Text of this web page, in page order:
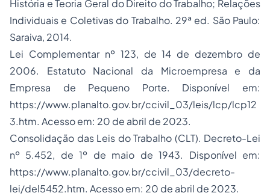
História e Teoria Geral do Direito do Trabalho; Relações
Individuais e Coletivas do Trabalho. 29ª ed. São Paulo:
Saraiva, 2014.
Lei Complementar nº 123, de 14 de dezembro de
2006. Estatuto Nacional da Microempresa e da
Empresa de Pequeno Porte. Disponível em:
https://www.planalto.gov.br/ccivil_03/leis/lcp/lcp12
3.htm. Acesso em: 20 de abril de 2023.
Consolidação das Leis do Trabalho (CLT). Decreto-Lei
nº 5.452, de 1º de maio de 1943. Disponível em:
https://www.planalto.gov.br/ccivil_03/decreto-
lei/del5452.htm. Acesso em: 20 de abril de 2023.